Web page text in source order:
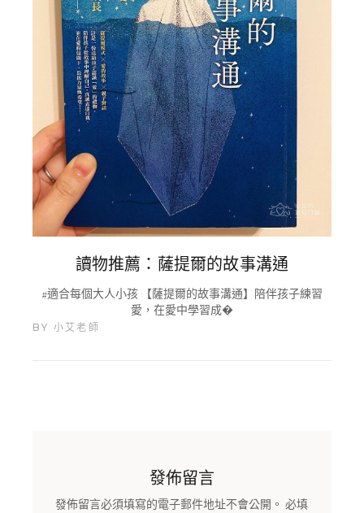
讀物推薦：薩提爾的故事溝通
#適合每個大人小孩 【薩提爾的故事溝通】陪伴孩子練習
愛，在愛中學習成�
BY 小艾老師
發佈留言
發佈留言必須填寫的電子郵件地址不會公開。 必填